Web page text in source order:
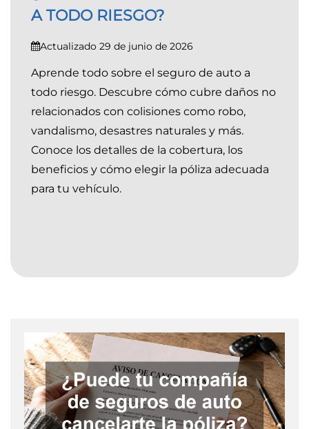
A TODO RIESGO?
Actualizado 29 de junio de 2026
Aprende todo sobre el seguro de auto a
todo riesgo. Descubre cómo cubre daños no
relacionados con colisiones como robo,
vandalismo, desastres naturales y más.
Conoce los detalles de la cobertura, los
beneficios y cómo elegir la póliza adecuada
para tu vehículo.